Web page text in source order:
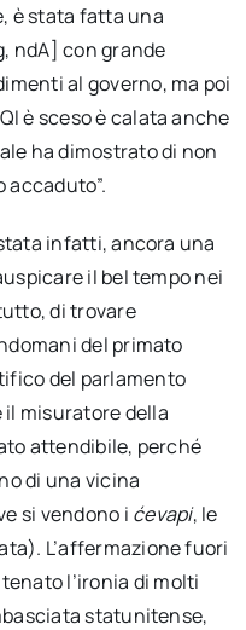
è stata fatta una
ndA] con grande
al governo, ma poi
è sceso è calata anche
ha dimostrato di non
infatti, ancora una
il bel tempo nei
di trovare
del primato
del parlamento
misuratore della
attendibile, perché
di una vicina
si vendono i ćevapi, le
L’affermazione fuori
l’ironia di molti
statunitense,